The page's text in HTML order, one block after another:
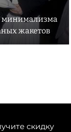
минимализма
жакетов
скидку